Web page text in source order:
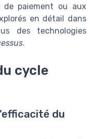
paiement ou aux
en détail dans
des technologies
.
cycle
du